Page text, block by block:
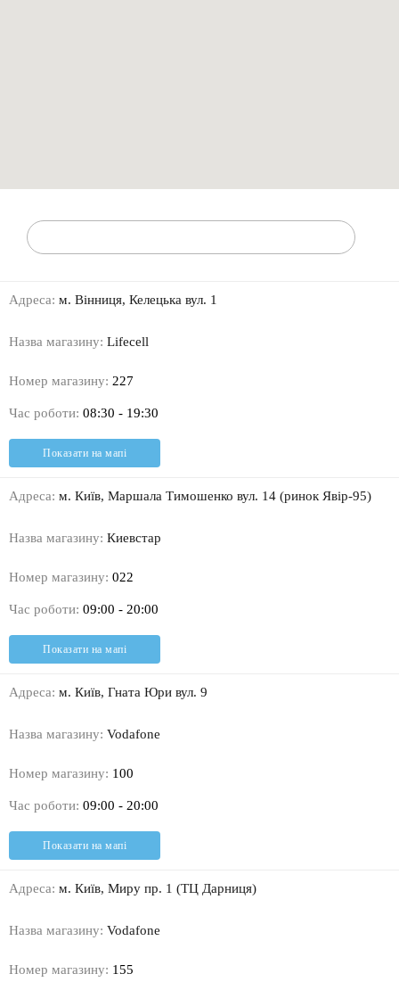
Адреса: м. Вінниця, Келецька вул. 1
Назва магазину: Lifecell
Номер магазину: 227
Час роботи: 08:30 - 19:30
Показати на мапі
Адреса: м. Київ, Маршала Тимошенко вул. 14 (ринок Явір-95)
Назва магазину: Киевстар
Номер магазину: 022
Час роботи: 09:00 - 20:00
Показати на мапі
Адреса: м. Київ, Гната Юри вул. 9
Назва магазину: Vodafone
Номер магазину: 100
Час роботи: 09:00 - 20:00
Показати на мапі
Адреса: м. Київ, Миру пр. 1 (ТЦ Дарниця)
Назва магазину: Vodafone
Номер магазину: 155